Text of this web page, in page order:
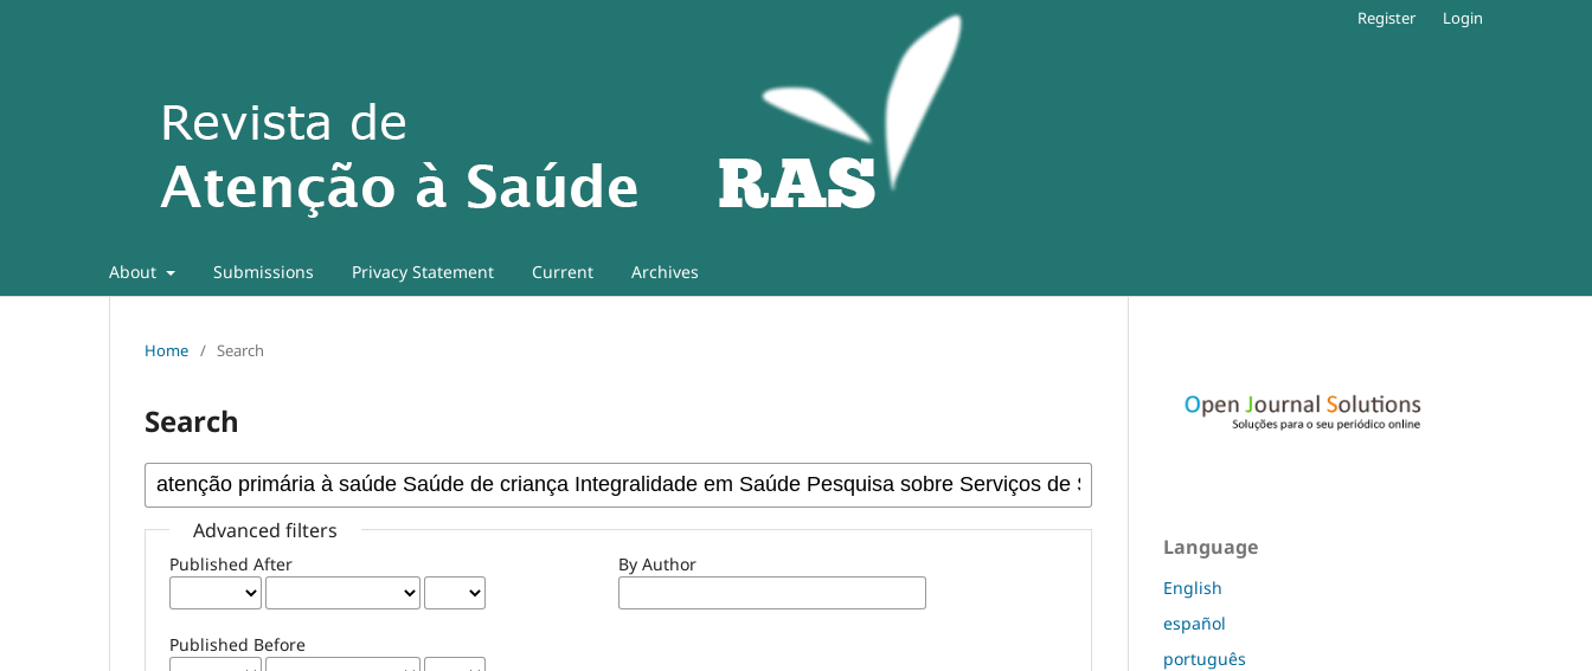
About Submissions Privacy Statement Current Archives
Register Login
Home / Search
Search
Advanced filters
Published After
Published Before
By Author
Language
English
español
português